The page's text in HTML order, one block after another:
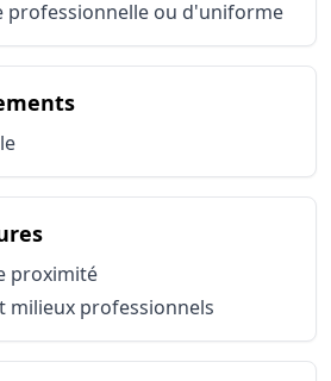
Clientèle
Salarié
professionnelle ou d'uniforme
du métier
du métier Responsable
proximité
milieux professionnels